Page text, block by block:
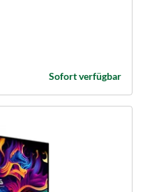
Sofort verfügbar